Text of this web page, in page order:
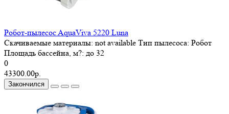
Робот-пылесоc AquaViva 5220 Luna
Скачиваемые материалы: not available Тип пылесоса: Робот
Площадь бассейна, м?: до 32
0
43300.00р.
Закончился